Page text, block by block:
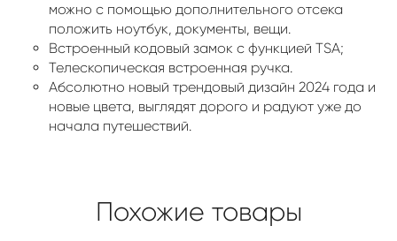
можно с помощью дополнительного отсека
положить ноутбук, документы, вещи.
Встроенный кодовый замок с функцией TSA;
Телескопическая встроенная ручка.
Абсолютно новый трендовый дизайн 2024 года и
новые цвета, выглядят дорого и радуют уже до
начала путешествий.
Похожие товары